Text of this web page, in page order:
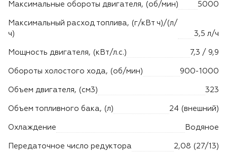
Максимальные обороты двигателя, (об/мин) 5000
Максимальный расход топлива, (г/кВт ч)/(л/
ч)
3,5 л/ч
Мощность двигателя, (кВт/л.с.) 7,3 / 9,9
Обороты холостого хода, (об/мин) 900-1000
Объем двигателя, (см3) 323
Объем топливного бака, (л) 24 (внешний)
Охлаждение Водяное
Передаточное число редуктора 2,08 (27/13)